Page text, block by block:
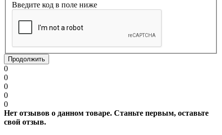
Введите код в поле ниже
Продолжить
0
0
0
0
0
Нет отзывов о данном товаре. Станьте первым, оставьте
свой отзыв.